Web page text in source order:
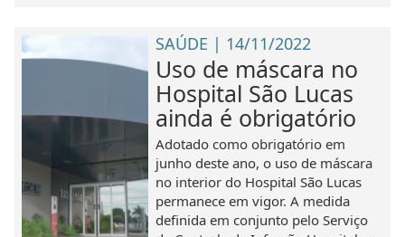
SAÚDE | 14/11/2022
Uso de máscara no
Hospital São Lucas
ainda é obrigatório
Adotado como obrigatório em
junho deste ano, o uso de máscara
no interior do Hospital São Lucas
permanece em vigor. A medida
definida em conjunto pelo Serviço